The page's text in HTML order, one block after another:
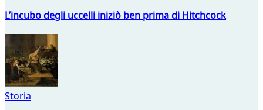
L’incubo degli uccelli iniziò ben prima di Hitchcock
Storia